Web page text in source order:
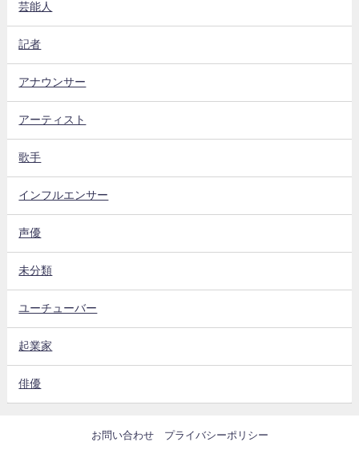
芸能人
記者
アナウンサー
アーティスト
歌手
インフルエンサー
声優
未分類
ユーチューバー
起業家
俳優
お問い合わせ プライバシーポリシー